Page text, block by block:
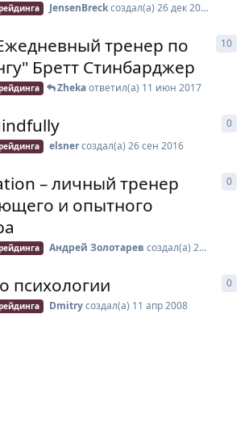
JensenBreckсоздал(а)26 дек 2017
тренер по
Бретт Стинбарджер
Zhekaответил(а) 11 июн 2017
10
elsnerсоздал(а)26 сен 2016
0
– личный тренер
и опытного
Андрей Золотарев создал(а)26 сен 2016
0
психологии
Dmitryсоздал(а) 11 апр 2008
0